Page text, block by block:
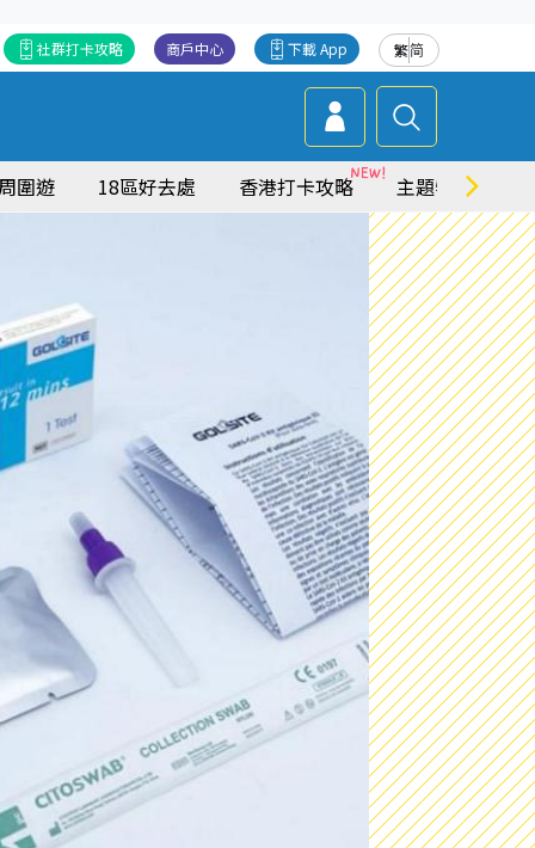
繁简
下載 App
商戶中心
社群打卡攻略
圍遊 18區好去處 香港打卡攻略 主題特集